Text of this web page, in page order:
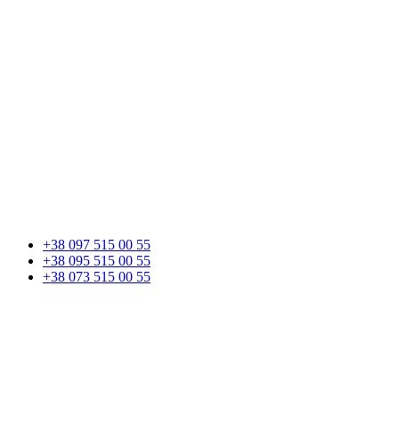
+38 097 515 00 55
+38 095 515 00 55
+38 073 515 00 55